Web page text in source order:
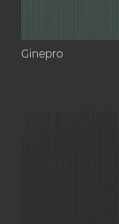
Ginepro